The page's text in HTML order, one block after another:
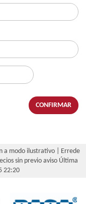
CONFIRMAR
a modo ilustrativo | Errede
sin previo aviso Última
22:20